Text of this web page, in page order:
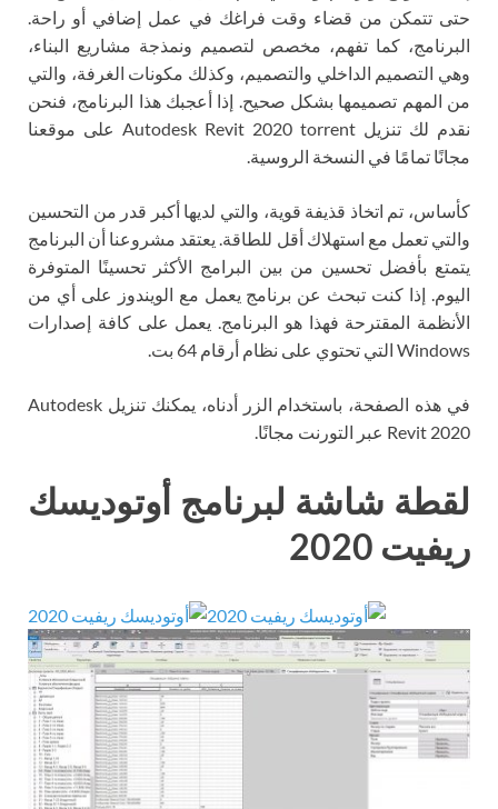
حتى تتمكن من قضاء وقت فراغك في عمل إضافي أو راحة.
البرنامج، كما تفهم، مخصص لتصميم ونمذجة مشاريع البناء،
وهي التصميم الداخلي والتصميم، وكذلك مكونات الغرفة، والتي
من المهم تصميمها بشكل صحيح. إذا أعجبك هذا البرنامج، فنحن
نقدم لك تنزيل Autodesk Revit 2020 torrent على موقعنا
مجانًا تمامًا في النسخة الروسية.
كأساس، تم اتخاذ قذيفة قوية، والتي لديها أكبر قدر من التحسين
والتي تعمل مع استهلاك أقل للطاقة. يعتقد مشروعنا أن البرنامج
يتمتع بأفضل تحسين من بين البرامج الأكثر تحسينًا المتوفرة
اليوم. إذا كنت تبحث عن برنامج يعمل مع الويندوز على أي من
الأنظمة المقترحة فهذا هو البرنامج. يعمل على كافة إصدارات
Windows التي تحتوي على نظام أرقام 64 بت.
في هذه الصفحة، باستخدام الزر أدناه، يمكنك تنزيل Autodesk
Revit 2020 عبر التورنت مجانًا.
لقطة شاشة لبرنامج أوتوديسك
ريفيت 2020